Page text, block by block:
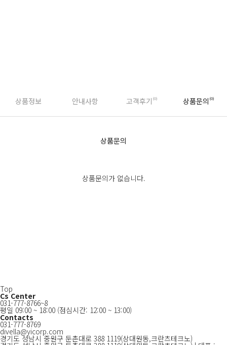
상품정보 안내사항 고객후기 (0) 상품문의 (0)
상품문의
상품문의가 없습니다.
Top
Cs Center
031-777-8766~8
평일 09:00 ~ 18:00 (점심시간: 12:00 ~ 13:00)
Contacts
031-777-8769
divella@yicorp.com
경기도 성남시 중원구 둔촌대로 388 1119(상대원동,크란츠테크노)